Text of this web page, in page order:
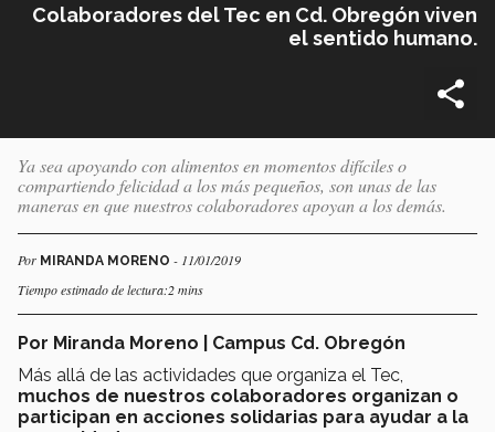
Colaboradores del Tec en Cd. Obregón viven
el sentido humano.
Ya sea apoyando con alimentos en momentos difíciles o
compartiendo felicidad a los más pequeños, son unas de las
maneras en que nuestros colaboradores apoyan a los demás.
Por MIRANDA MORENO - 11/01/2019
Tiempo estimado de lectura:2 mins
Por Miranda Moreno | Campus Cd. Obregón
Más allá de las actividades que organiza el Tec,
muchos de nuestros colaboradores organizan o
participan en acciones solidarias para ayudar a la